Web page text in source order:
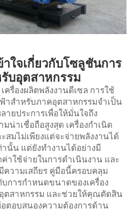
ใจเกี่ยวกับโซลูชันการ
บอุตสาหกรรม
เครื่องผลิตพลังงานดีเซล การใช้
าสำหรับภาคอุตสาหกรรมจำเป็น
ยประการเพื่อให้มั่นใจถึง
น่าเชื่อถือสูงสุด เครื่องกำเนิด
มไม่เพียงแต่จะจ่ายพลังงานได้
นั้น แต่ยังทำงานได้อย่างมี
าใช้จ่ายในการดำเนินงาน และ
ความเสถียร คู่มือนี้ครอบคลุม
การกำหนดขนาดของเครื่อง
ตสาหกรรม และช่วยให้คุณตัดสิน
ตอบสนองความต้องการด้าน